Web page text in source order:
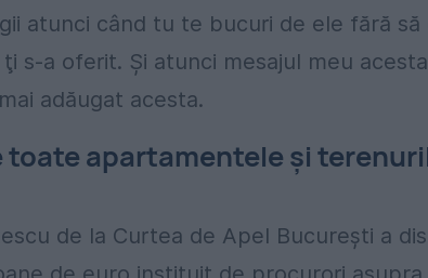
atunci când tu te bucuri de ele fără să
s-a oferit. Şi atunci mesajul meu
adăugat acesta.
apartamentele și
de la Curtea de Apel București a